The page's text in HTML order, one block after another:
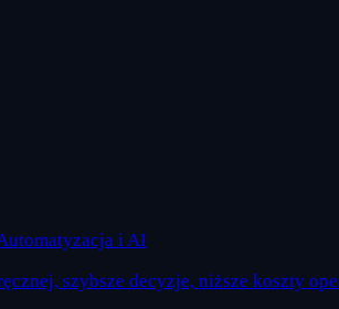
i AI
szybsze decyzje, niższe koszty